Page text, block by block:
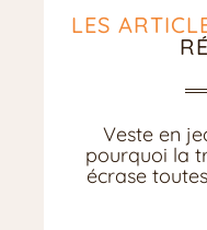
LES
Veste en
pourquoi la
écrase